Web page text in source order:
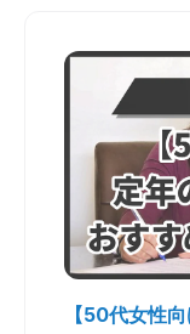
【50代女性